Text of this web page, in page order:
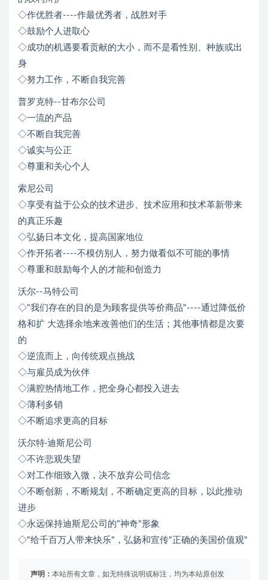
◇作优胜者----作最优秀者，战胜对手
◇鼓励个人进取心
◇成功的机遇要看贡献的大小，而不是看性别、种族或出
身
◇努力工作，不断自我完善
普罗克特--甘布尔公司
◇一流的产品
◇不断自我完善
◇诚实与公正
◇尊重和关心个人
索尼公司
◇享受有益于公众的技术进步、技术应用和技术革新带来
的真正乐趣
◇弘扬日本文化，提高国家地位
◇作开拓者----不模仿别人，努力做看似不可能的事情
◇尊重和鼓励每个人的才能和创造力
沃尔--马特公司
◇"我们存在的目的是为顾客提供等价商品"----通过降低价
格和扩 大选择余地来改善他们的生活；其他事情都是次要
的
◇逆流而上，向传统观点挑战
◇与雇员成为伙伴
◇满腔热情地工作，把全身心都投入进去
◇薄利多销
◇不断追求更高的目标
沃尔特·迪斯尼公司
◇不许悲观失望
◇对工作细致入微，决不放弃公司信念
◇不断创新，不断规划，不断确定更高的目标，以此推动
进步
◇永远保持迪斯尼公司的"神奇"形象
◇"给千百万人带来快乐"，弘扬和宣传"正确的美国价值观"
声明： 本站所有文章，如无特殊说明或标注，均为本站原创发